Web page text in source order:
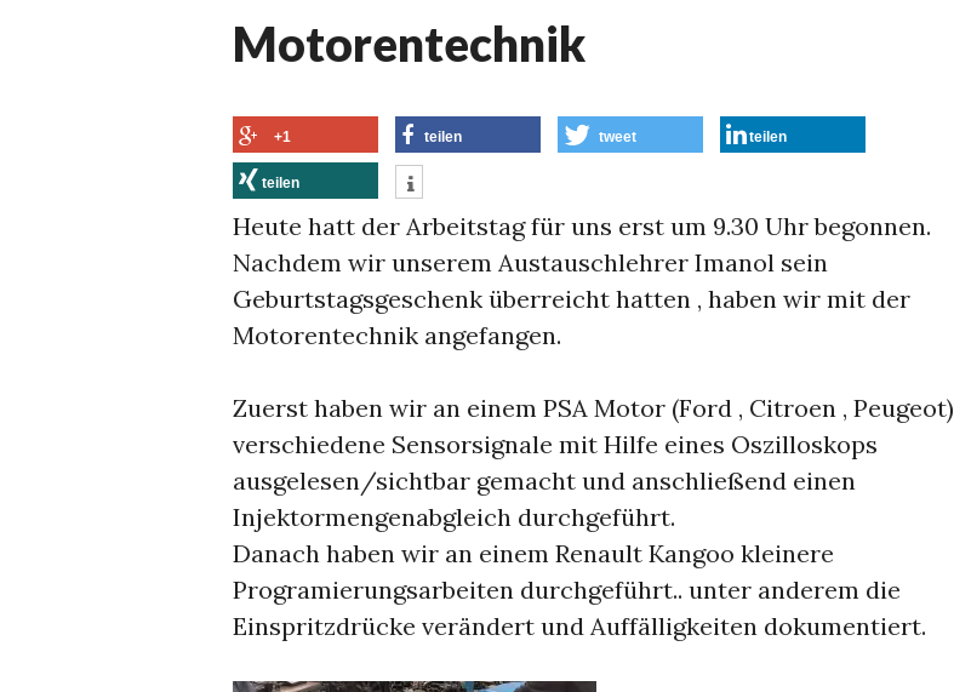
Motorentechnik
+1 teilen tweet teilen
teilen
Heute hatt der Arbeitstag für uns erst um 9.30 Uhr begonnen.
Nachdem wir unserem Austauschlehrer Imanol sein
Geburtstagsgeschenk überreicht hatten , haben wir mit der
Motorentechnik angefangen.
Zuerst haben wir an einem PSA Motor (Ford , Citroen , Peugeot)
verschiedene Sensorsignale mit Hilfe eines Oszilloskops
ausgelesen/sichtbar gemacht und anschließend einen
Injektormengenabgleich durchgeführt.
Danach haben wir an einem Renault Kangoo kleinere
Programierungsarbeiten durchgeführt.. unter anderem die
Einspritzdrücke verändert und Auffälligkeiten dokumentiert.